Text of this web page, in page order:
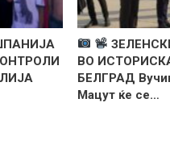
ВО
БЕЛГРАД
Мацут ќе се…